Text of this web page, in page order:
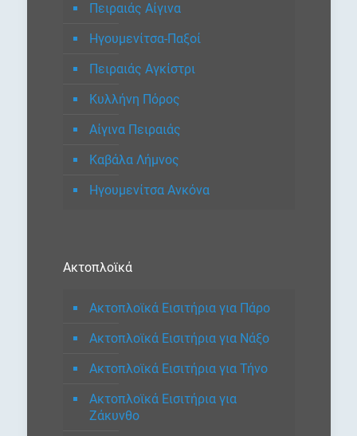
Πειραιάς Αίγινα
Ηγουμενίτσα-Παξοί
Πειραιάς Αγκίστρι
Κυλλήνη Πόρος
Αίγινα Πειραιάς
Καβάλα Λήμνος
Ηγουμενίτσα Ανκόνα
Ακτοπλοϊκά
Ακτοπλοϊκά Εισιτήρια για Πάρο
Ακτοπλοϊκά Εισιτήρια για Νάξο
Ακτοπλοϊκά Εισιτήρια για Τήνο
Ακτοπλοϊκά Εισιτήρια για
Ζάκυνθο